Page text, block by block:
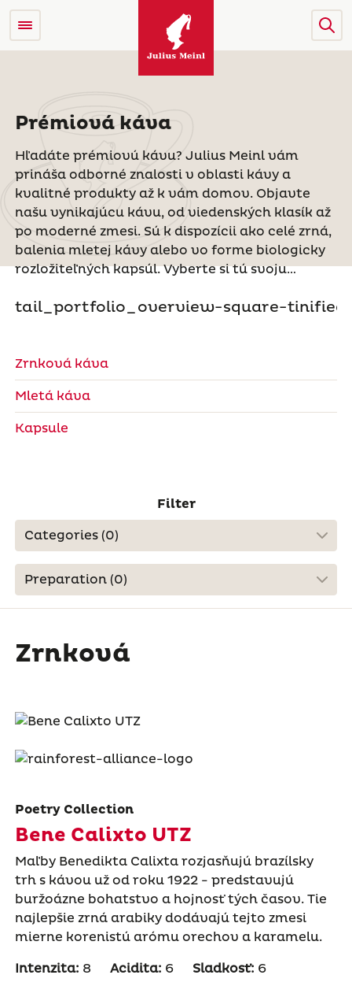
Prémiová káva
Hľadáte prémiovú kávu? Julius Meinl vám
prináša odborné znalosti v oblasti kávy a
kvalitné produkty až k vám domov. Objavte
našu vynikajúcu kávu, od viedenských klasík až
po moderné zmesi. Sú k dispozícii ako celé zrná,
balenia mletej kávy alebo vo forme biologicky
rozložiteľných kapsúl. Vyberte si tú svoju…
Zrnková káva
Mletá káva
Kapsule
Filter
Categories (0)
Preparation (0)
Zrnková
Poetry Collection
Bene Calixto UTZ
Maľby Benedikta Calixta rozjasňujú brazílsky
trh s kávou už od roku 1922 - predstavujú
buržoázne bohatstvo a hojnosť tých časov. Tie
najlepšie zrná arabiky dodávajú tejto zmesi
mierne korenistú arómu orechov a karamelu.
Intenzita: 8 Acidita: 6 Sladkosť: 6